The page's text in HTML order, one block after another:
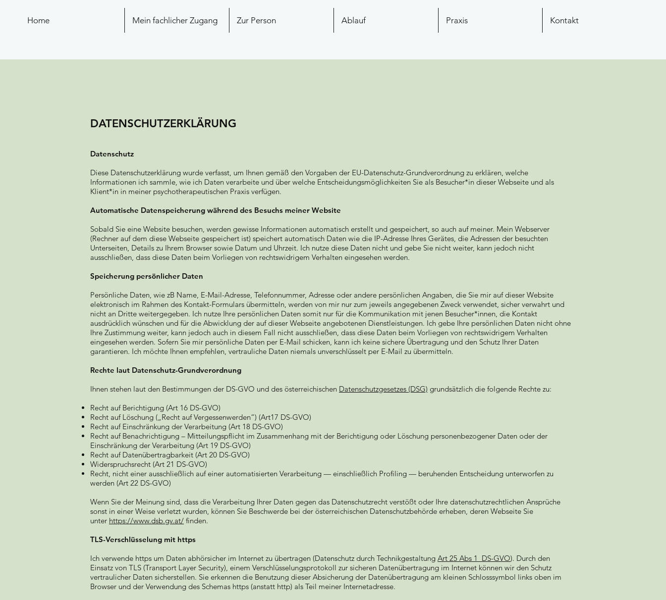
Home Mein fachlicher Zugang Zur Person Ablauf Praxis Kontakt
DATENSCHUTZERKLÄRUNG
Datenschutz
Diese Datenschutzerklärung wurde verfasst, um Ihnen gemäß den Vorgaben der EU-Datenschutz-Grundverordnung zu erklären, welche
Informationen ich sammle, wie ich Daten verarbeite und über welche Entscheidungsmöglichkeiten Sie als Besucher*in dieser Webseite und als
Klient*in in meiner psychotherapeutischen Praxis verfügen.
Automatische Datenspeicherung während des Besuchs meiner Website
Sobald Sie eine Website besuchen, werden gewisse Informationen automatisch erstellt und gespeichert, so auch auf meiner. Mein Webserver
(Rechner auf dem diese Webseite gespeichert ist) speichert automatisch Daten wie die IP-Adresse Ihres Gerätes, die Adressen der besuchten
Unterseiten, Details zu Ihrem Browser sowie Datum und Uhrzeit. Ich nutze diese Daten nicht und gebe Sie nicht weiter, kann jedoch nicht
ausschließen, dass diese Daten beim Vorliegen von rechtswidrigem Verhalten eingesehen werden.
Speicherung persönlicher Daten
Persönliche Daten, wie zB Name, E-Mail-Adresse, Telefonnummer, Adresse oder andere persönlichen Angaben, die Sie mir auf dieser Website
elektronisch im Rahmen des Kontakt-Formulars übermitteln, werden von mir nur zum jeweils angegebenen Zweck verwendet, sicher verwahrt und
nicht an Dritte weitergegeben. Ich nutze Ihre persönlichen Daten somit nur für die Kommunikation mit jenen Besucher*innen, die Kontakt
ausdrücklich wünschen und für die Abwicklung der auf dieser Webseite angebotenen Dienstleistungen. Ich gebe Ihre persönlichen Daten nicht ohne
Ihre Zustimmung weiter, kann jedoch auch in diesem Fall nicht ausschließen, dass diese Daten beim Vorliegen von rechtswidrigem Verhalten
eingesehen werden. Sofern Sie mir persönliche Daten per E-Mail schicken, kann ich keine sichere Übertragung und den Schutz Ihrer Daten
garantieren. Ich möchte Ihnen empfehlen, vertrauliche Daten niemals unverschlüsselt per E-Mail zu übermitteln.
Rechte laut Datenschutz-Grundverordnung
Ihnen stehen laut den Bestimmungen der DS-GVO und des österreichischen Datenschutzgesetzes (DSG) grundsätzlich die folgende Rechte zu:
Recht auf Berichtigung (Art 16 DS-GVO)
Recht auf Löschung („Recht auf Vergessenwerden“) (Art17 DS-GVO)
Recht auf Einschränkung der Verarbeitung (Art 18 DS-GVO)
Recht auf Benachrichtigung – Mitteilungspflicht im Zusammenhang mit der Berichtigung oder Löschung personenbezogener Daten oder der
Einschränkung der Verarbeitung (Art 19 DS-GVO)
Recht auf Datenübertragbarkeit (Art 20 DS-GVO)
Widerspruchsrecht (Art 21 DS-GVO)
Recht, nicht einer ausschließlich auf einer automatisierten Verarbeitung — einschließlich Profiling — beruhenden Entscheidung unterworfen zu
werden (Art 22 DS-GVO)
Wenn Sie der Meinung sind, dass die Verarbeitung Ihrer Daten gegen das Datenschutzrecht verstößt oder Ihre datenschutzrechtlichen Ansprüche
sonst in einer Weise verletzt wurden, können Sie Beschwerde bei der österreichischen Datenschutzbehörde erheben, deren Webseite Sie
unter https://www.dsb.gv.at/ finden.
TLS-Verschlüsselung mit https
Ich verwende https um Daten abhörsicher im Internet zu übertragen (Datenschutz durch Technikgestaltung Art 25 Abs 1 DS-GVO). Durch den
Einsatz von TLS (Transport Layer Security), einem Verschlüsselungsprotokoll zur sicheren Datenübertragung im Internet können wir den Schutz
vertraulicher Daten sicherstellen. Sie erkennen die Benutzung dieser Absicherung der Datenübertragung am kleinen Schlosssymbol links oben im
Browser und der Verwendung des Schemas https (anstatt http) als Teil meiner Internetadresse.